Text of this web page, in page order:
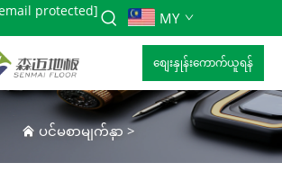
protected] MY
စျေးနှုန်းကောက်ယူရန်
ပင်မစာမျက်နှာ >